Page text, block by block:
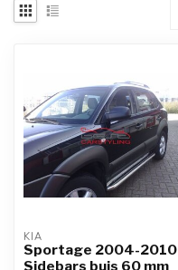
KIA
Sportage 2004-2010
Sidebars buis 60 mm